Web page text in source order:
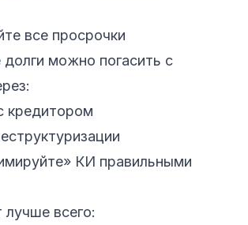
все просрочки
можно погасить с
кредитором
КИ правильными
лучше всего: